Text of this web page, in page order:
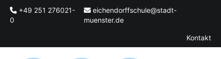
Zum
Inhalt
springen
+49 251 276021-
0
eichendorffschule@stadt-
muenster.de
Kontakt